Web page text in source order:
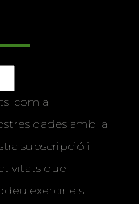
com a
dades amb la
subscripció i
que
exercir els